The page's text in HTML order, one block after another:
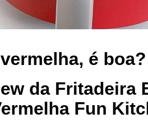
é boa?
da Fritadeira
Fun